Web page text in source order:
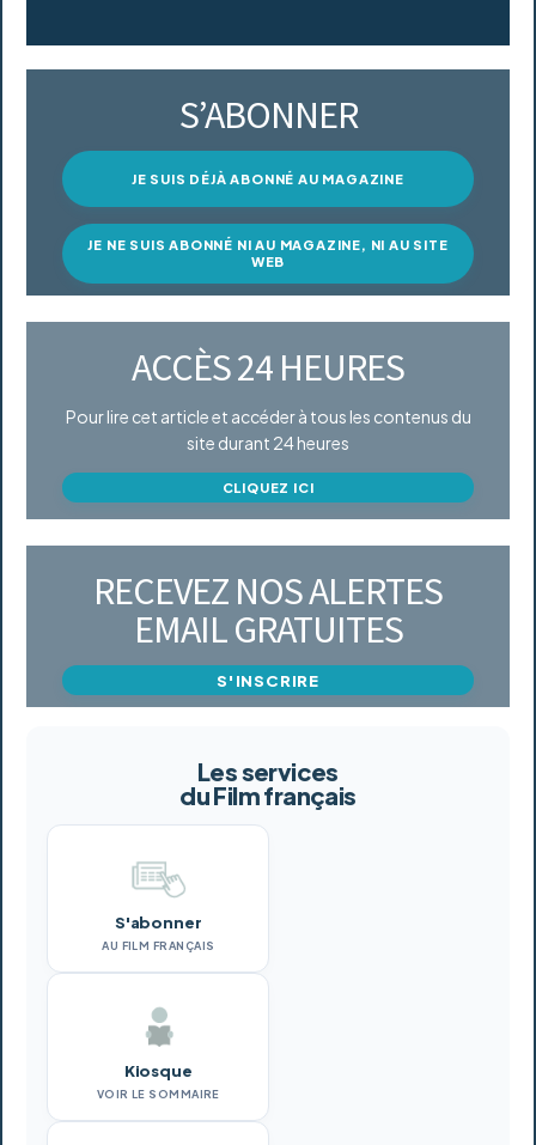
S’ABONNER
JE SUIS DÉJÀ ABONNÉ AU MAGAZINE
JE NE SUIS ABONNÉ NI AU MAGAZINE, NI AU SITE
WEB
ACCÈS 24 HEURES
Pour lire cet article et accéder à tous les contenus du
site durant 24 heures
CLIQUEZ ICI
RECEVEZ NOS ALERTES
EMAIL GRATUITES
S'INSCRIRE
Les services
du Film français
S'abonner
AU FILM FRANÇAIS
Kiosque
VOIR LE SOMMAIRE